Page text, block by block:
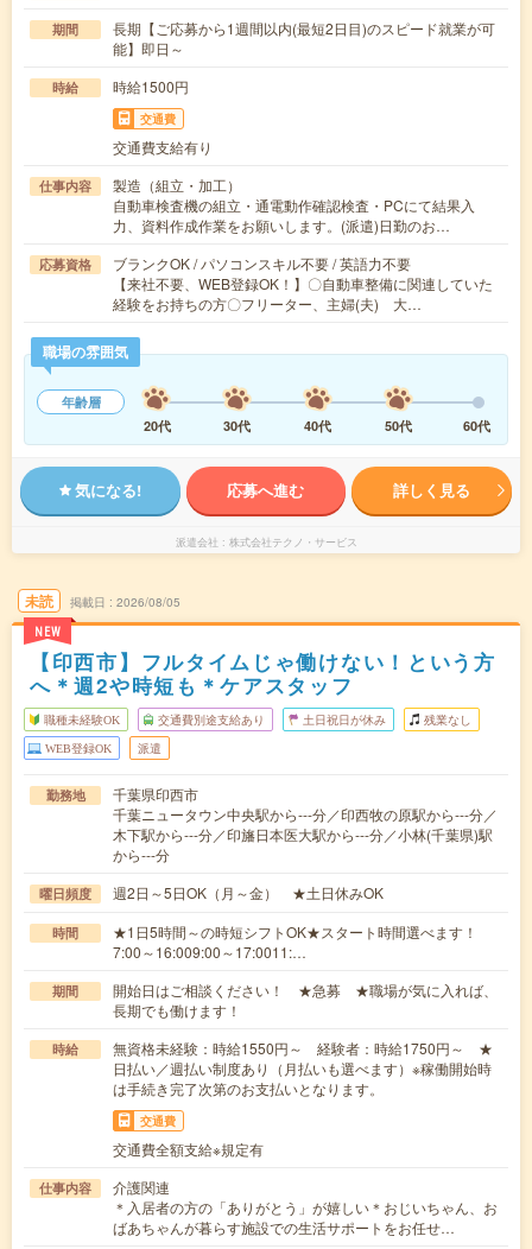
期間
長期【ご応募から1週間以内(最短2日目)のスピード就業が可
能】即日～
時給 時給1500円
交通費
交通費支給有り
仕事内容
製造（組立・加工）
自動車検査機の組立・通電動作確認検査・PCにて結果入
力、資料作成作業をお願いします。(派遣)日勤のお…
応募資格
ブランクOK / パソコンスキル不要 / 英語力不要
【来社不要、WEB登録OK！】〇自動車整備に関連していた
経験をお持ちの方〇フリーター、主婦(夫) 大…
職場の雰囲気
年齢層
20代
30代 40代 50代 60代
気になる! 応募へ進む 詳しく見る
派遣会社 株式会社テクノ・サービス
未読
NEW
掲載日 2026/08/05
【印西市】フルタイムじゃ働けない！という方
へ＊週2や時短も＊ケアスタッフ
職種未経験OK 交通費別途支給あり 土日祝日が休み 残業なし
WEB登録OK 派遣
勤務地
千葉県印西市
千葉ニュータウン中央駅から---分／印西牧の原駅から---分／
木下駅から---分／印旛日本医大駅から---分／小林(千葉県)駅
から---分
曜日頻度 週2日～5日OK（月～金） ★土日休みOK
時間
★1日5時間～の時短シフトOK★スタート時間選べます！
7:00～16:009:00～17:0011:…
期間
開始日はご相談ください！ ★急募 ★職場が気に入れば、
長期でも働けます！
時給
無資格未経験：時給1550円～ 経験者：時給1750円～ ★
日払い／週払い制度あり（月払いも選べます）※稼働開始時
は手続き完了次第のお支払いとなります。
交通費
交通費全額支給※規定有
仕事内容
介護関連
＊入居者の方の「ありがとう」が嬉しい＊おじいちゃん、お
ばあちゃんが暮らす施設での生活サポートをお任せ…